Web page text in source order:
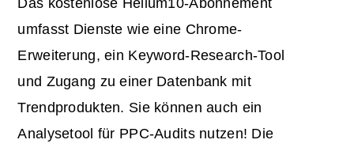
Das kostenlose Helium10-Abonnement
umfasst Dienste wie eine Chrome-
Erweiterung, ein Keyword-Research-Tool
und Zugang zu einer Datenbank mit
Trendprodukten. Sie können auch ein
Analysetool für PPC-Audits nutzen! Die